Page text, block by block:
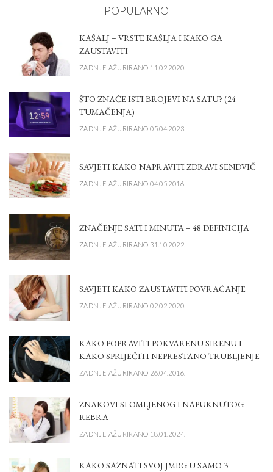
POPULARNO
KAŠALJ – VRSTE KAŠLJA I KAKO GA
ZAUSTAVITI
ZADNJE AŽURIRANO 11.02.2020.
ŠTO ZNAČE ISTI BROJEVI NA SATU? (24
TUMAČENJA)
ZADNJE AŽURIRANO 05.04.2023.
SAVJETI KAKO NAPRAVITI ZDRAVI SENDVIČ
ZADNJE AŽURIRANO 04.05.2016.
ZNAČENJE SATI I MINUTA – 48 DEFINICIJA
ZADNJE AŽURIRANO 31.10.2022.
SAVJETI KAKO ZAUSTAVITI POVRAĆANJE
ZADNJE AŽURIRANO 02.02.2020.
KAKO POPRAVITI POKVARENU SIRENU I
KAKO SPRIJEČITI NEPRESTANO TRUBLJENJE
ZADNJE AŽURIRANO 26.04.2016.
ZNAKOVI SLOMLJENOG I NAPUKNUTOG
REBRA
ZADNJE AŽURIRANO 18.01.2024.
KAKO SAZNATI SVOJ JMBG U SAMO 3